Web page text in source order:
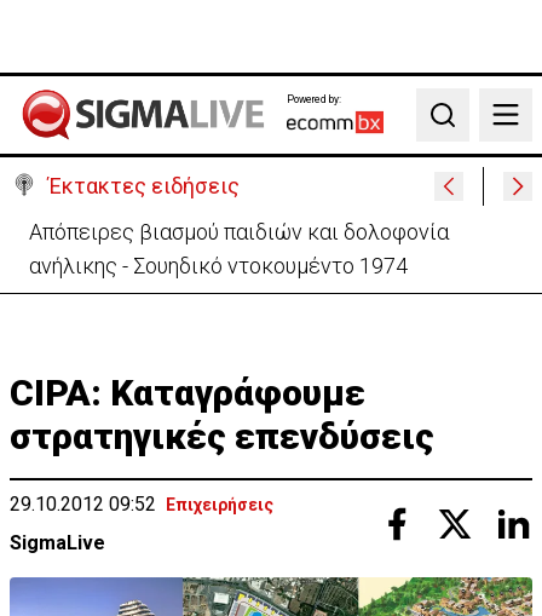
Powered by:
Search
Έκτακτες ειδήσεις
Μεγάλο πακέτο όπλων από Τουρκία προς Ουκρανία
-Κίνηση με μήνυμα προς Μόσχα;
CIPA: Καταγράφουμε
στρατηγικές επενδύσεις
29.10.2012 09:52 Επιχειρήσεις
SigmaLive